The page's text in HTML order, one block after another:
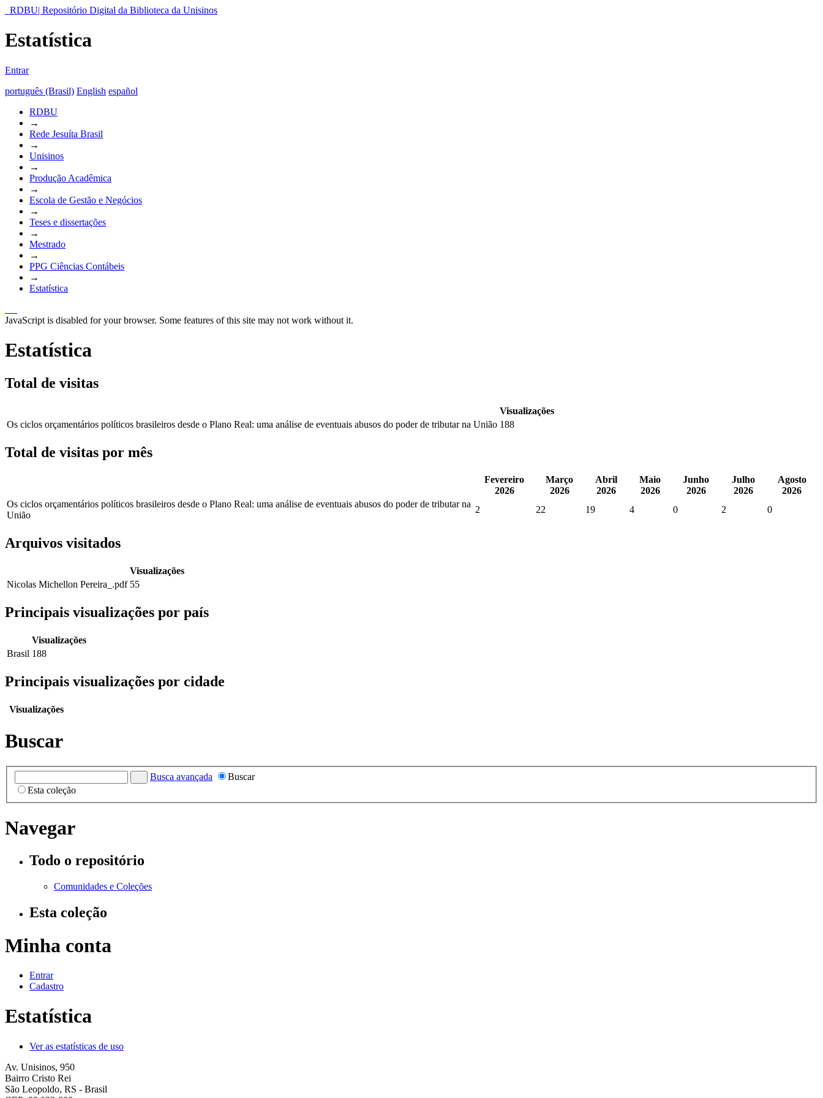
RDBU| Repositório Digital da Biblioteca da Unisinos
Estatística
Entrar
português (Brasil) English español
RDBU
→
Rede Jesuíta Brasil
→
Unisinos
→
Produção Acadêmica
→
Escola de Gestão e Negócios
→
Teses e dissertações
→
Mestrado
→
PPG Ciências Contábeis
→
Estatística
JavaScript is disabled for your browser. Some features of this site may not work without it.
Estatística
Total de visitas
Visualizações
Os ciclos orçamentários políticos brasileiros desde o Plano Real: uma análise de eventuais abusos do poder de tributar na União 188
Total de visitas por mês
Fevereiro
2026
Março
2026
Abril
2026
Maio
2026
Junho
2026
Julho
2026
Agosto
2026
Os ciclos orçamentários políticos brasileiros desde o Plano Real: uma análise de eventuais abusos do poder de tributar na
União
2 22 19 4 0 2 0
Arquivos visitados
Visualizações
Nicolas Michellon Pereira_.pdf 55
Principais visualizações por país
Visualizações
Brasil 188
Principais visualizações por cidade
Visualizações
Buscar
Busca avançada
Buscar
Esta coleção
Navegar
Todo o repositório
Comunidades e Coleções
Esta coleção
Minha conta
Entrar
Cadastro
Estatística
Ver as estatísticas de uso
Av. Unisinos, 950
Bairro Cristo Rei
São Leopoldo, RS - Brasil